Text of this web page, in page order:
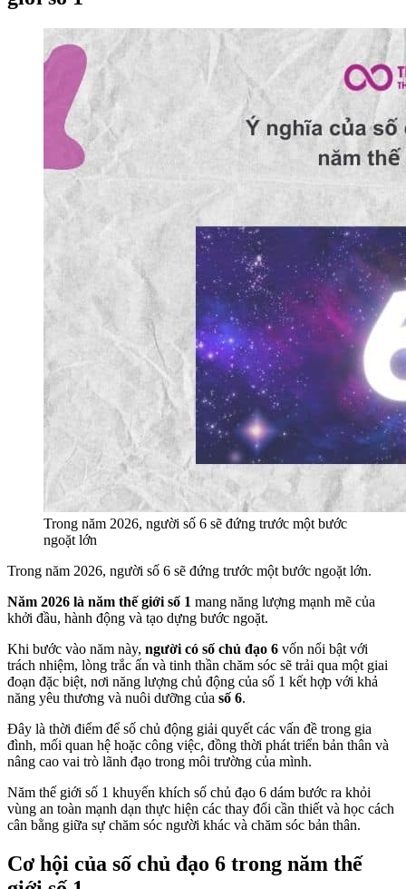
Trong năm 2026, người số 6 sẽ đứng trước một bước
ngoặt lớn
Trong năm 2026, người số 6 sẽ đứng trước một bước ngoặt lớn.
Năm 2026 là năm thế giới số 1 mang năng lượng mạnh mẽ của
khởi đầu, hành động và tạo dựng bước ngoặt.
Khi bước vào năm này, người có số chủ đạo 6 vốn nổi bật với
trách nhiệm, lòng trắc ẩn và tinh thần chăm sóc sẽ trải qua một giai
đoạn đặc biệt, nơi năng lượng chủ động của số 1 kết hợp với khả
năng yêu thương và nuôi dưỡng của số 6.
Đây là thời điểm để số chủ động giải quyết các vấn đề trong gia
đình, mối quan hệ hoặc công việc, đồng thời phát triển bản thân và
nâng cao vai trò lãnh đạo trong môi trường của mình.
Năm thế giới số 1 khuyến khích số chủ đạo 6 dám bước ra khỏi
vùng an toàn mạnh dạn thực hiện các thay đổi cần thiết và học cách
cân bằng giữa sự chăm sóc người khác và chăm sóc bản thân.
Cơ hội của số chủ đạo 6 trong năm thế